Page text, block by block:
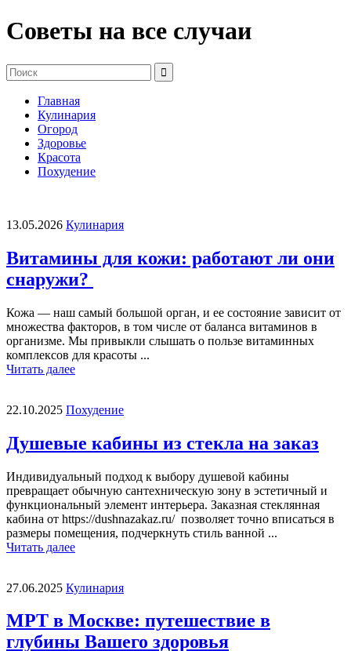
Советы на все случаи
Главная
Кулинария
Огород
Здоровье
Красота
Похудение
13.05.2026 Кулинария
Витамины для кожи: работают ли они
снаружи?
Кожа — наш самый большой орган, и ее состояние зависит от
множества факторов, в том числе от баланса витаминов в
организме. Мы привыкли слышать о пользе витаминных
комплексов для красоты ...
Читать далее
22.10.2025 Похудение
Душевые кабины из стекла на заказ
Индивидуальный подход к выбору душевой кабины
превращает обычную сантехническую зону в эстетичный и
функциональный элемент интерьера. Заказная стеклянная
кабина от https://dushnazakaz.ru/ позволяет точно вписаться в
размеры помещения, подчеркнуть стиль ванной ...
Читать далее
27.06.2025 Кулинария
МРТ в Москве: путешествие в
глубины Вашего здоровья